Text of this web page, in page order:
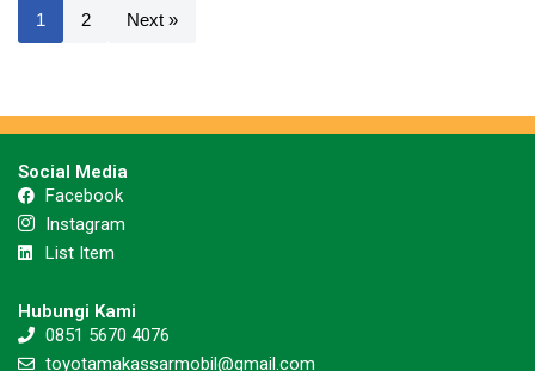
1 2 Next »
Social Media
Facebook
Instagram
List Item
Hubungi Kami
0851 5670 4076
toyotamakassarmobil@gmail.com